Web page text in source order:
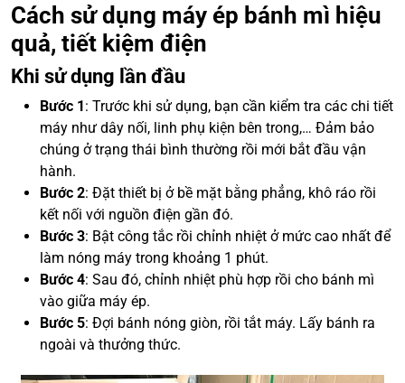
Cách sử dụng máy ép bánh mì hiệu
quả, tiết kiệm điện
Khi sử dụng lần đầu
Bước 1: Trước khi sử dụng, bạn cần kiểm tra các chi tiết
máy như dây nối, linh phụ kiện bên trong,… Đảm bảo
chúng ở trạng thái bình thường rồi mới bắt đầu vận
hành.
Bước 2: Đặt thiết bị ở bề mặt bằng phẳng, khô ráo rồi
kết nối với nguồn điện gần đó.
Bước 3: Bật công tắc rồi chỉnh nhiệt ở mức cao nhất để
làm nóng máy trong khoảng 1 phút.
Bước 4: Sau đó, chỉnh nhiệt phù hợp rồi cho bánh mì
vào giữa máy ép.
Bước 5: Đợi bánh nóng giòn, rồi tắt máy. Lấy bánh ra
ngoài và thưởng thức.